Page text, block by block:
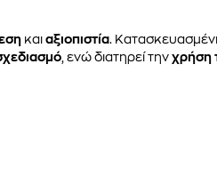
και αξιοπιστία.
, ενώ διατηρεί την χρήση